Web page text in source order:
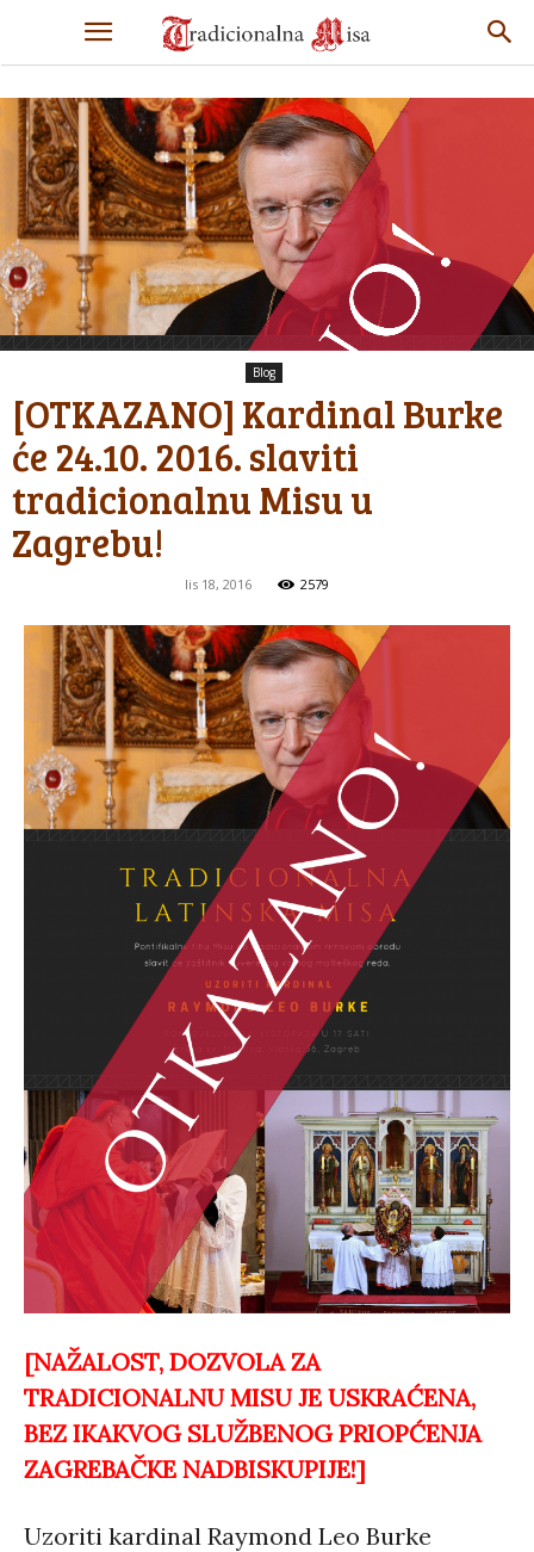
Blog
[OTKAZANO] Kardinal Burke
će 24.10. 2016. slaviti
tradicionalnu Misu u
Zagrebu!
lis 18, 2016 2579
[NAŽALOST, DOZVOLA ZA
TRADICIONALNU MISU JE USKRAĆENA,
BEZ IKAKVOG SLUŽBENOG PRIOPĆENJA
ZAGREBAČKE NADBISKUPIJE!]
Uzoriti kardinal Raymond Leo Burke